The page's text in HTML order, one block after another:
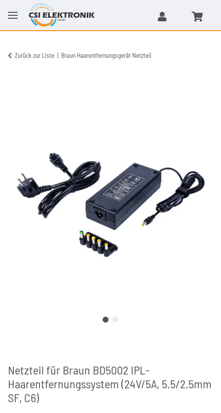
Zurück zur Liste Braun Haarentfernungsgerät Netzteil
Netzteil für Braun BD5002 IPL-
Haarentfernungssystem (24V/5A, 5.5/2.5mm
SF, C6)